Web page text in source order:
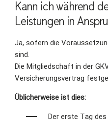
Kann ich während
Leistungen in
Ja, sofern die
sind.
Die Mitgliedschaft in der
Versicherungsvertrag
Üblicherweise ist dies:
Der erste Tag